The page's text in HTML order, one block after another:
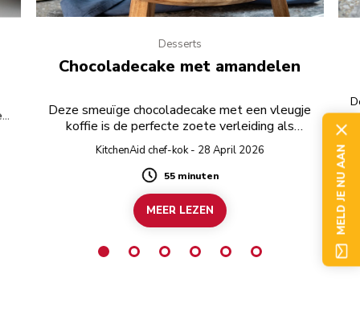
Desserts
Chocoladecake met amandelen
Deze smeuïge chocoladecake met een vleugje
koffie is de perfecte zoete verleiding als
afsluiting van de maaltijd. Gebruik voor een
helemaal glutenvrij recept glutenvrije pure
chocolade.
KitchenAid chef-kok - 28 April 2026
Duration
55 minuten
MEER LEZEN MELD JE NU AAN